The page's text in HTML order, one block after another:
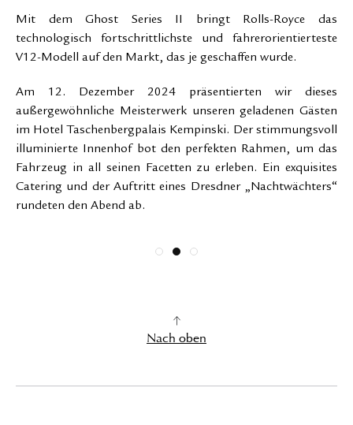
Mit dem Ghost Series II bringt Rolls-Royce das
technologisch fortschrittlichste und fahrerorientierteste
V12-Modell auf den Markt, das je geschaffen wurde.
Am 12. Dezember 2024 präsentierten wir dieses
außergewöhnliche Meisterwerk unseren geladenen Gästen
im Hotel Taschenbergpalais Kempinski. Der stimmungsvoll
illuminierte Innenhof bot den perfekten Rahmen, um das
Fahrzeug in all seinen Facetten zu erleben. Ein exquisites
Catering und der Auftritt eines Dresdner „Nachtwächters“
rundeten den Abend ab.
Nach oben